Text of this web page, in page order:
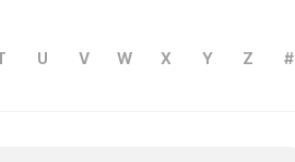
U V W X Y Z #